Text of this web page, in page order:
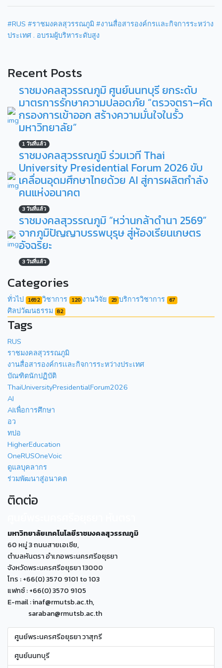
#RUS #ราชมงคลสุวรรณภูมิ #งานสื่อสารองค์กรเเละกิจการระหว่าง
ประเทศ . อบรมผู้บริหาระดับสูง
Recent Posts
ราชมงคลสุวรรณภูมิ ศูนย์นนทบุรี ยกระดับ
มาตรการรักษาความปลอดภัย “ตรวจตรา–คัด
กรองการเข้าออก สร้างความมั่นใจในรั้ว
มหาวิทยาลัย”
1 วันที่แล้ว
ราชมงคลสุวรรณภูมิ ร่วมเวที Thai
University Presidential Forum 2026 ขับ
เคลื่อนอุดมศึกษาไทยด้วย AI สู่การผลิตกำลัง
คนแห่งอนาคต
3 วันที่แล้ว
ราชมงคลสุวรรณภูมิ “หว่านกล้าดำนา 2569”
จากภูมิปัญญาบรรพบุรุษ สู่ห้องเรียนเกษตร
อัจฉริยะ
3 วันที่แล้ว
Categories
ทั่วไป 1692 วิชาการ 120 งานวิจัย 29 บริการวิชาการ 67
ศิลปวัฒนธรรม 82
Tags
RUS
ราชมงคลสุวรรณภูมิ
งานสื่อสารองค์กรเเละกิจการระหว่างประเทศ
บัณฑิตนักปฏิบัติ
ThaiUniversityPresidentialForum2026
AI
AIเพื่อการศึกษา
อว
ทปอ
HigherEducation
OneRUSOneVoic
ดูแลบุคลากร
ร่วมพัฒนาสู่อนาคต
ติดต่อ
มหาวิทยาลัยเทคโนโลยีราชมงคลสุวรรณภูมิ
60 หมู่ 3 ถนนสายเอเซีย,
ตำบลหันตรา อำเภอพระนครศรีอยุธยา
จังหวัดพระนครศรีอยุธยา 13000
โทร : +66(0) 3570 9101 to 103
แฟกซ์ : +66(0) 3570 9105
E-mail : inaf@rmutsb.ac.th,
saraban@rmutsb.ac.th
ศูนย์พระนครศรีอยุธยา วาสุกรี
ศูนย์นนทบุรี